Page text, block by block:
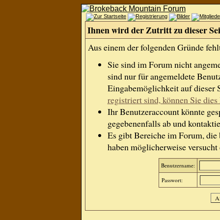
Ihnen wird der Zutritt zu dieser
Aus einem der folgenden Gründe
Sie sind im Forum nicht
sind nur für angemeldete
Eingabemöglichkeit auf dieser
registriert sind, können Sie
Ihr Benutzeraccount könnte
gegebenenfalls ab und
Es gibt Bereiche im Forum,
haben möglicherweise
Benutzername:
Passwort: